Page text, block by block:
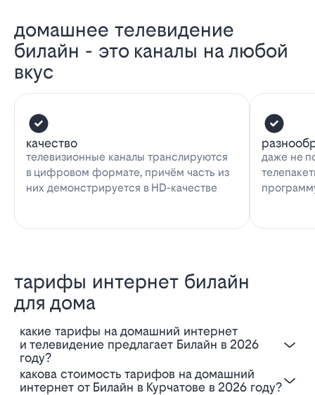
домашнее телевидение
билайн - это каналы на любой
вкус
качество
телевизионные каналы транслируются
в цифровом формате, причём часть из
них демонстрируется в HD-качестве
даже не
тарифы интернет билайн
для дома
Какие тарифы на домашний интернет
и телевидение предлагает Билайн в 2026
году?
Какова стоимость тарифов на домашний
интернет от Билайн в Курчатове в 2026 году?